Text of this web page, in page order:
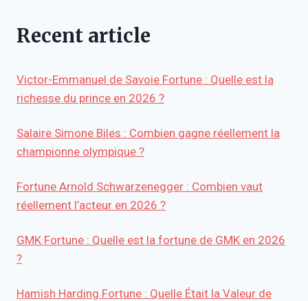
Recent article
Victor-Emmanuel de Savoie Fortune : Quelle est la
richesse du prince en 2026 ?
Salaire Simone Biles : Combien gagne réellement la
championne olympique ?
Fortune Arnold Schwarzenegger : Combien vaut
réellement l’acteur en 2026 ?
GMK Fortune : Quelle est la fortune de GMK en 2026
?
Hamish Harding Fortune : Quelle Était la Valeur de